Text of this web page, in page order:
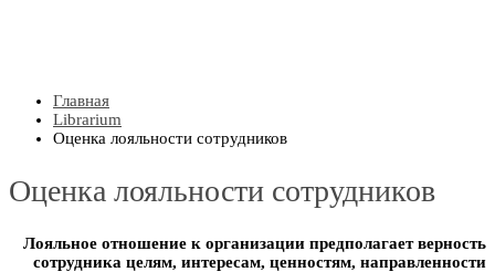
Главная
Librarium
Оценка лояльности сотрудников
Оценка лояльности сотрудников
Лояльное отношение к организации предполагает верность
сотрудника целям, интересам, ценностям, направленности